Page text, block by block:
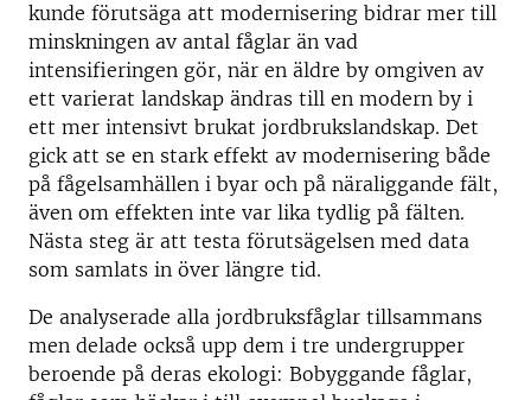
kunde förutsäga att modernisering bidrar mer till
minskningen av antal fåglar än vad
intensifieringen gör, när en äldre by omgiven av
ett varierat landskap ändras till en modern by i
ett mer intensivt brukat jordbrukslandskap. Det
gick att se en stark effekt av modernisering både
på fågelsamhällen i byar och på näraliggande fält,
även om effekten inte var lika tydlig på fälten.
Nästa steg är att testa förutsägelsen med data
som samlats in över längre tid.
De analyserade alla jordbruksfåglar tillsammans
men delade också upp dem i tre undergrupper
beroende på deras ekologi: Bobyggande fåglar,